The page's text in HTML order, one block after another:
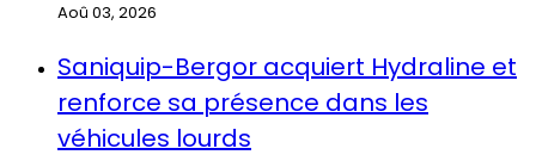
Aoû 03, 2026
Saniquip-Bergor acquiert Hydraline et
renforce sa présence dans les
véhicules lourds